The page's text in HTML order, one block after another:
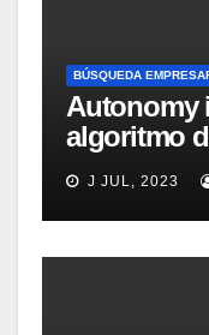
BÚSQUEDA
Autonomy
algoritmo
versión 5.0
J JUL, 2023